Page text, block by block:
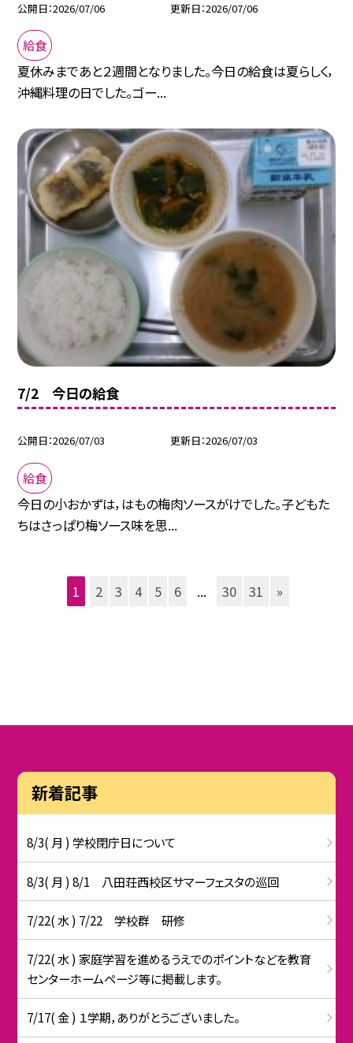
公開日 2026/07/06 更新日 2026/07/06
給食
夏休みまであと２週間となりました。今日の給食は夏らしく，
沖縄料理の日でした。ゴー...
7/2 今日の給食
公開日 2026/07/03 更新日 2026/07/03
給食
今日の小おかずは，はもの梅肉ソースがけでした。子どもた
ちはさっぱり梅ソース味を思...
1 2 3 4 5 6 ... 30 31 »
新着記事
8/3( 月 ) 学校閉庁日について
8/3( 月 ) 8/1 八田荘西校区サマーフェスタの巡回
7/22( 水 ) 7/22 学校群 研修
7/22( 水 ) 家庭学習を進めるうえでのポイントなどを教育
センターホームページ等に掲載します。
7/17( 金 ) １学期，ありがとうございました。